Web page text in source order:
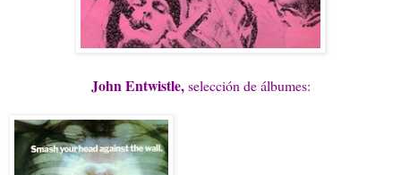
John Entwistle,selección de álbumes: